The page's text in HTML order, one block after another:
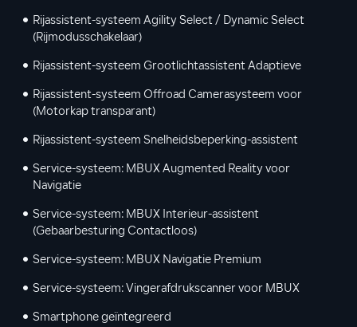
Rijassistent-systeem Agility Select / Dynamic Select
(Rijmodusschakelaar)
Rijassistent-systeem Grootlichtassistent Adaptieve
Rijassistent-systeem Offroad Camerasysteem voor
(Motorkap transparant)
Rijassistent-systeem Snelheidsbeperking-assistent
Service-systeem: MBUX Augmented Reality voor
Navigatie
Service-systeem: MBUX Interieur-assistent
(Gebaarbesturing Contactloos)
Service-systeem: MBUX Navigatie Premium
Service-systeem: Vingerafdrukscanner voor MBUX
Smartphone geïntegreerd